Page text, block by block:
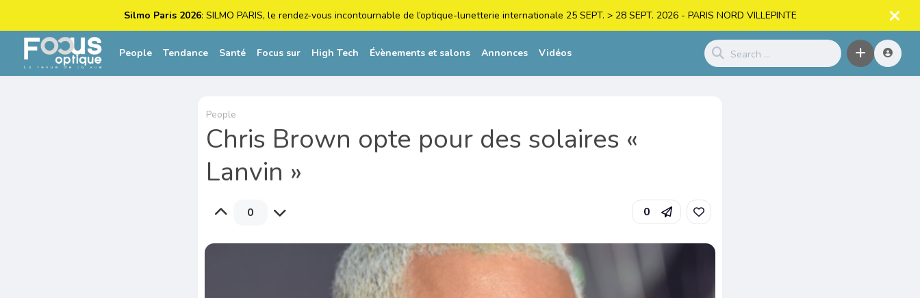
Silmo Paris 2026: SILMO PARIS, le rendez-vous incontournable de l’optique-lunetterie internationale 25 SEPT. > 28 SEPT. 2026 - PARIS NORD VILLEPINTE
People Tendance Santé Focus sur High Tech Évènements et salons Annonces Vidéos
People
Chris Brown opte pour des solaires «
Lanvin »
0 0